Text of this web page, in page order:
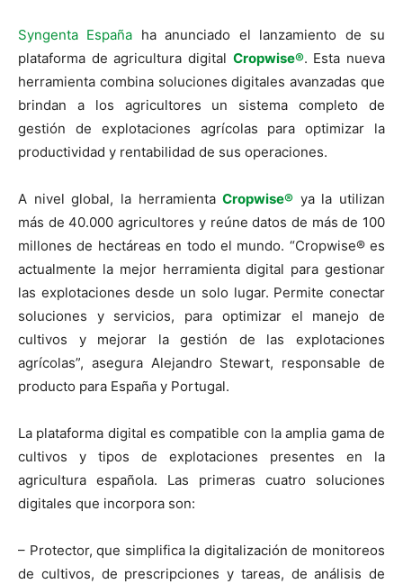
Syngenta España ha anunciado el lanzamiento de su
plataforma de agricultura digital Cropwise®. Esta nueva
herramienta combina soluciones digitales avanzadas que
brindan a los agricultores un sistema completo de
gestión de explotaciones agrícolas para optimizar la
productividad y rentabilidad de sus operaciones.
A nivel global, la herramientaCropwise® ya la utilizan
más de 40.000 agricultores y reúne datos de más de 100
millones de hectáreas en todo el mundo. “Cropwise® es
actualmente la mejor herramienta digital para gestionar
las explotaciones desde un solo lugar. Permite conectar
soluciones y servicios, para optimizar el manejo de
cultivos y mejorar la gestión de las explotaciones
agrícolas”, asegura Alejandro Stewart, responsable de
producto para España y Portugal.
La plataforma digital es compatible con la amplia gama de
cultivos y tipos de explotaciones presentes en la
agricultura española. Las primeras cuatro soluciones
digitales que incorpora son:
– Protector, que simplifica la digitalización de monitoreos
de cultivos, de prescripciones y tareas, de análisis de